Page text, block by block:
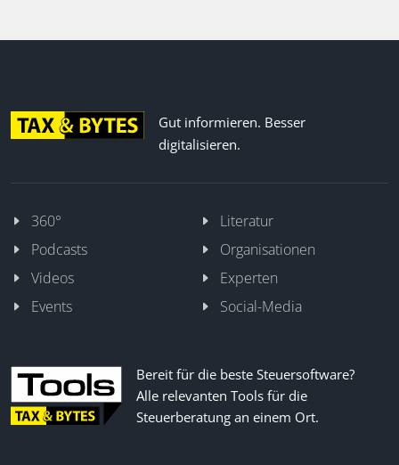
Gut informieren. Besser
digitalisieren.
360°
Literatur
Podcasts
Organisationen
Videos
Experten
Events
Social-Media
Bereit für die beste Steuersoftware?
Alle relevanten Tools für die
Steuerberatung an einem Ort.